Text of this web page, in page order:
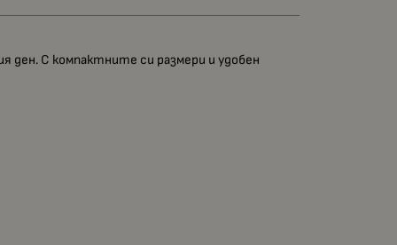
ден. С компактните си размери и удобен